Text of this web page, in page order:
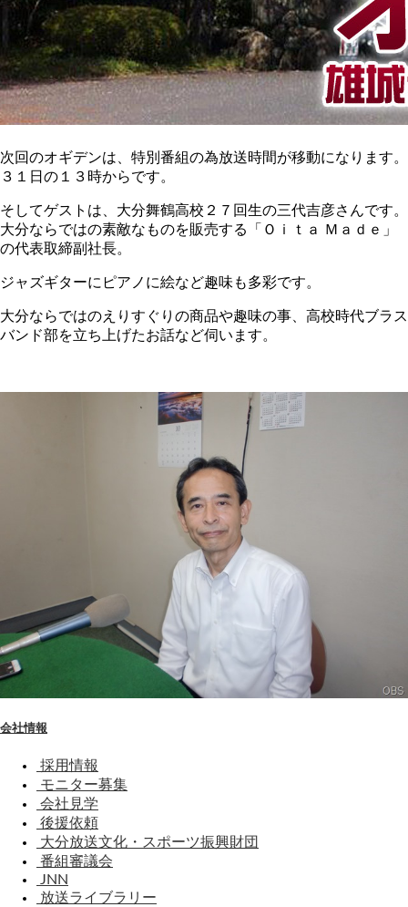
次回のオギデンは、特別番組の為放送時間が移動になります。
３１日の１３時からです。
そしてゲストは、大分舞鶴高校２７回生の三代吉彦さんです。
大分ならではの素敵なものを販売する「Ｏｉｔａ Ｍａｄｅ」
の代表取締副社長。
ジャズギターにピアノに絵など趣味も多彩です。
大分ならではのえりすぐりの商品や趣味の事、高校時代ブラス
バンド部を立ち上げたお話など伺います。
会社情報
採用情報
モニター募集
会社見学
後援依頼
大分放送文化・スポーツ振興財団
番組審議会
JNN
放送ライブラリー